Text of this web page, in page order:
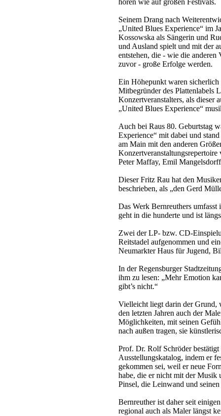
hören wie auf großen Festivals.
Seinem Drang nach
„United Blues Experience“ im
Kossowska als Sängerin und
und Ausland spielt und mit der
entstehen, die - wie die
zuvor - große Erfolge werden.
Ein Höhepunkt waren
Mitbegründer des Plattenlabels
Konzertveranstalters, als dieser
„United Blues Experience“
Auch bei Raus 80. Geburtstag
Experience“ mit dabei und
am Main mit den anderen
Peter Maffay, Emil
Dieser Fritz Rau hat den
beschrieben, als „den Gerd
Das Werk Bernreuthers
geht in die hunderte und ist
Zwei der LP- bzw. CD-
Reitstadel aufgenommen und
Neumarkter Haus für Jugend,
In der Regensburger
ihm zu lesen: „Mehr Emotion
gibt’s nicht.“
Vielleicht liegt darin der Grund,
den letzten Jahren auch der
Möglichkeiten, mit seinen
nach außen tragen, sie
Prof. Dr. Rolf Schröder
Ausstellungskatalog, indem er
gekommen sei, weil er neue
habe, die er nicht mit der Musik
Pinsel, die Leinwand und
Bernreuther ist daher seit
regional auch als Maler längst